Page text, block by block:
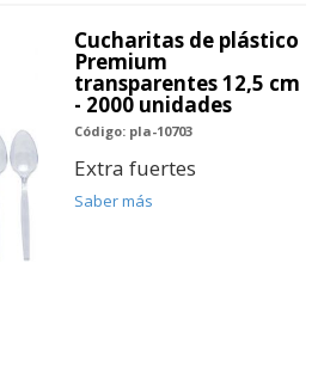
Cucharitas de plástico
Premium
transparentes 12,5 cm
- 2000 unidades
Código: pla-10703
Extra fuertes
Saber más